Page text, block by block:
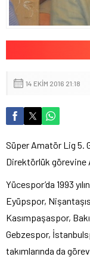
14 EKIM 2016 21:18
Süper Amatör Lig 5.
Direktörlük görevine
Yücespor’da 1993
Eyüpspor,
Kasımpaşaspor,
Gebzespor,
takımlarında da